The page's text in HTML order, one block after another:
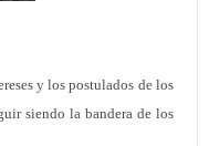
y los postulados de los
siendo la bandera de los